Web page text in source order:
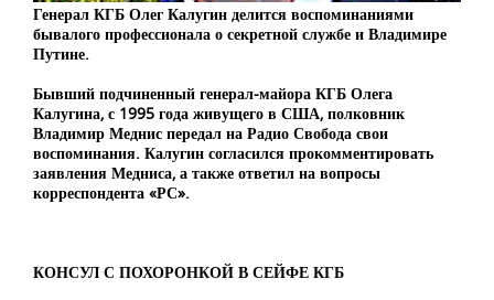
Генерал КГБ Олег Калугин делится воспоминаниями
бывалого профессионала о секретной службе и Владимире
Путине.
Бывший подчиненный генерал-майора КГБ Олега
Калугина, с 1995 года живущего в США, полковник
Владимир Меднис передал на Радио Свобода свои
воспоминания. Калугин согласился прокомментировать
заявления Медниса, а также ответил на вопросы
корреспондента «РС».
КОНСУЛ С ПОХОРОНКОЙ В СЕЙФЕ КГБ